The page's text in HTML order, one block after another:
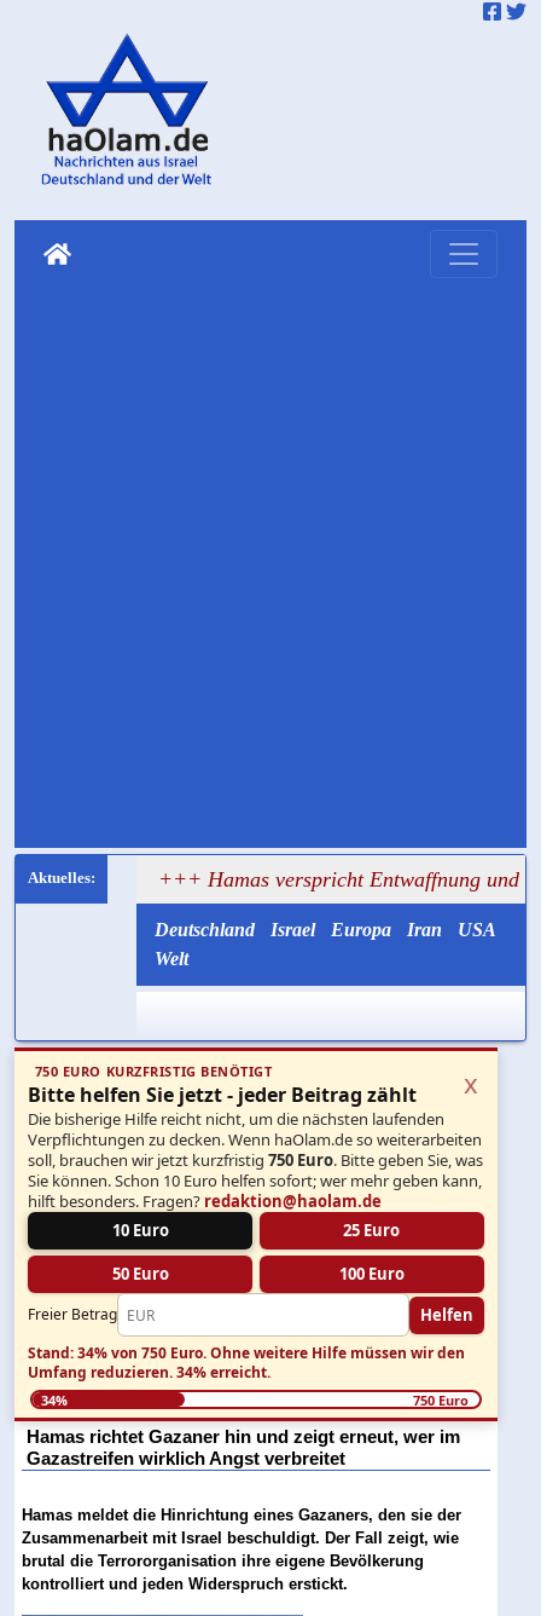
+++ Hamas verspricht Entwaffnung und ruft
Deutschland Israel Europa Iran
USA
Welt
750 EURO KURZFRISTIG BENÖTIGT
Bitte helfen Sie jetzt - jeder Beitrag zählt
Die bisherige Hilfe reicht nicht, um die nächsten laufenden
Verpflichtungen zu decken. Wenn haOlam.de so weiterarbeiten
soll, brauchen wir jetzt kurzfristig750 Euro. Bitte geben Sie, was
Sie können. Schon 10 Euro helfen sofort; wer mehr geben kann,
hilft besonders. Fragen? redaktion@haolam.de
10 Euro
25 Euro
50 Euro 100 Euro
Freier Betrag Helfen
x
Stand: 34% von 750 Euro.Ohne weitere Hilfe müssen wir den
Umfang reduzieren.34% erreicht.
34% 750 Euro
Hamas richtet Gazaner hin und zeigt erneut, wer im
Gazastreifen wirklich Angst verbreitet
Hamas meldet die Hinrichtung eines Gazaners, den sie der
Zusammenarbeit mit Israel beschuldigt. Der Fall zeigt, wie
brutal die Terrororganisation ihre eigene Bevölkerung
kontrolliert und jeden Widerspruch erstickt.